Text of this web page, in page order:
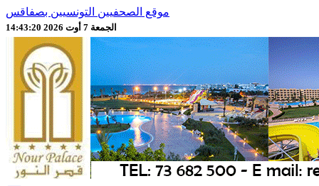
موقع الصحفيين التونسيين بصفاقس
الجمعة 7 أوت 2026 14:43:22